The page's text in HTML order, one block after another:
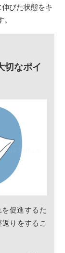
びた状態をキ
切なポイ
促進するた
りをするこ